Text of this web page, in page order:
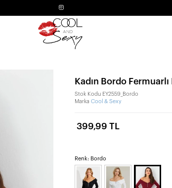
Kadın Bordo
Stok Kodu EY2559_Bordo
Marka Cool & Sexy
399,99 TL
Renk: Bordo